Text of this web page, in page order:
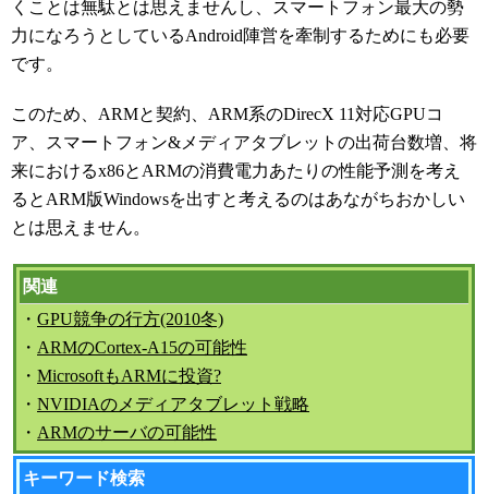
くことは無駄とは思えませんし、スマートフォン最大の勢
力になろうとしているAndroid陣営を牽制するためにも必要
です。
このため、ARMと契約、ARM系のDirecX 11対応GPUコ
ア、スマートフォン&メディアタブレットの出荷台数増、将
来におけるx86とARMの消費電力あたりの性能予測を考え
るとARM版Windowsを出すと考えるのはあながちおかしい
とは思えません。
関連
・ GPU競争の行方(2010冬)
・ ARMのCortex-A15の可能性
・ MicrosoftもARMに投資?
・ NVIDIAのメディアタブレット戦略
・ ARMのサーバの可能性
キーワード検索